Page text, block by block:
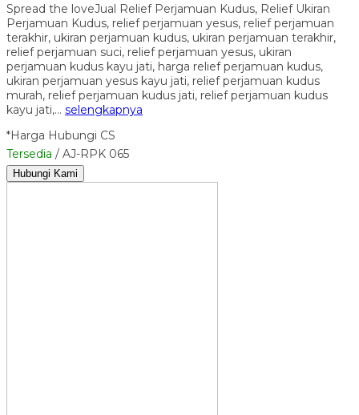
Spread the loveJual Relief Perjamuan Kudus, Relief Ukiran
Perjamuan Kudus, relief perjamuan yesus, relief perjamuan
terakhir, ukiran perjamuan kudus, ukiran perjamuan terakhir,
relief perjamuan suci, relief perjamuan yesus, ukiran
perjamuan kudus kayu jati, harga relief perjamuan kudus,
ukiran perjamuan yesus kayu jati, relief perjamuan kudus
murah, relief perjamuan kudus jati, relief perjamuan kudus
kayu jati,… selengkapnya
*Harga Hubungi CS
Tersedia / AJ-RPK 065
Hubungi Kami